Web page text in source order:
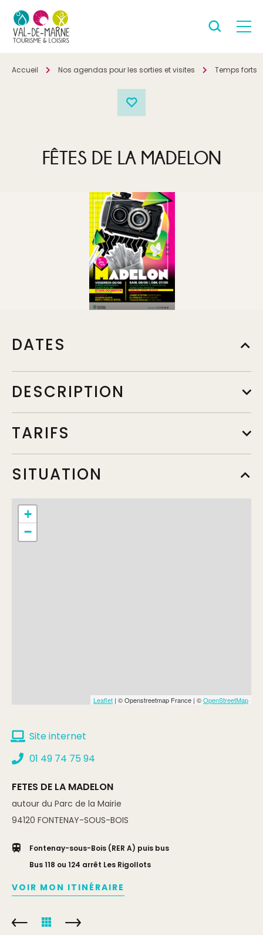
Accueil Nos agendas pour les sorties et visites Temps forts
FÊTES DE LA MADELON
DATES
DESCRIPTION
TARIFS
SITUATION
+
−
Leaflet | © Openstreetmap France | ©OpenStreetMap
Site internet
01 49 74 75 94
FETES DE LA MADELON
autour du Parc de la Mairie
94120 FONTENAY-SOUS-BOIS
Fontenay-sous-Bois (RER A) puis bus
Bus 118 ou 124 arrêt Les Rigollots
VOIR MON ITINÉRAIRE